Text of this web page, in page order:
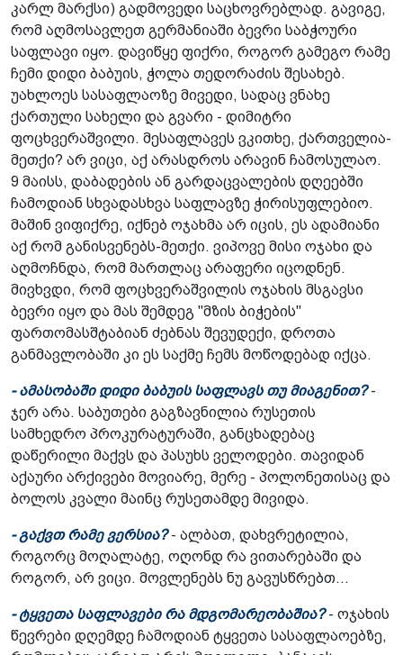
კარლ მარქსი) გადმოვედი საცხოვრებლად. გავიგე,
რომ აღმოსავლეთ გერმანიაში ბევრი საბჭოური
საფლავი იყო. დავიწყე ფიქრი, როგორ გამეგო რამე
ჩემი დიდი ბაბუის, ჭოლა თედორაძის შესახებ.
უახლოეს სასაფლაოზე მივედი, სადაც ვნახე
ქართული სახელი და გვარი - დიმიტრი
ფოცხვერაშვილი. მესაფლავეს ვკითხე, ქართველია-
მეთქი? არ ვიცი, აქ არასდროს არავინ ჩამოსულაო.
9 მაისს, დაბადების ან გარდაცვალების დღეებში
ჩამოდიან სხვადასხვა საფლავზე ჭირისუფლებიო.
მაშინ ვიფიქრე, იქნებ ოჯახმა არ იცის, ეს ადამიანი
აქ რომ განისვენებს-მეთქი. ვიპოვე მისი ოჯახი და
აღმოჩნდა, რომ მართლაც არაფერი იცოდნენ.
მივხვდი, რომ ფოცხვერაშვილის ოჯახის მსგავსი
ბევრი იყო და მას შემდეგ "მზის ბიჭების"
ფართომასშტაბიან ძებნას შევუდექი, დროთა
განმავლობაში კი ეს საქმე ჩემს მოწოდებად იქცა.
- ამასობაში დიდი ბაბუის საფლავს თუ მიაგენით?-
ჯერ არა. საბუთები გაგზავნილია რუსეთის
სამხედრო პროკურატურაში, განცხადებაც
დაწერილი მაქვს და პასუხს ველოდები. თავიდან
აქაური არქივები მოვიარე, მერე - პოლონეთისაც და
ბოლოს კვალი მაინც რუსეთამდე მივიდა.
- გაქვთ რამე ვერსია?- ალბათ, დახვრეტილია,
როგორც მოღალატე, ოღონდ რა ვითარებაში და
როგორ, არ ვიცი. მოვლენებს ნუ გავუსწრებთ...
- ტყვეთა საფლავები რა მდგომარეობაშია?- ოჯახის
წევრები დღემდე ჩამოდიან ტყვეთა სასაფლაოებზე,